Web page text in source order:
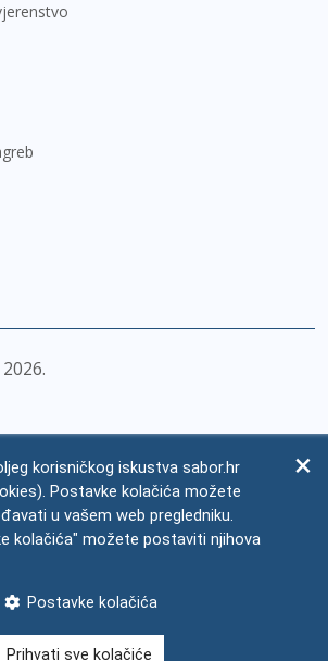
2026
korisničkog iskustva sabor.hr
Postavke kolačića možete
u vašem web pregledniku.
kolačića" možete postaviti njihova
Postavke kolačića
Prihvati sve kolačiće